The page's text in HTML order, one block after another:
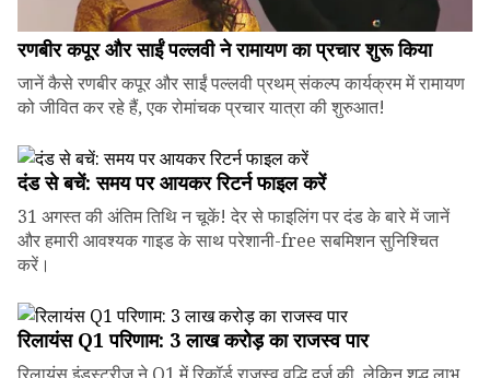
रणबीर कपूर और साईं पल्लवी ने रामायण का प्रचार शुरू किया
जानें कैसे रणबीर कपूर और साईं पल्लवी प्रथम् संकल्प कार्यक्रम में रामायण
को जीवित कर रहे हैं, एक रोमांचक प्रचार यात्रा की शुरुआत!
दंड से बचें: समय पर आयकर रिटर्न फाइल करें
31 अगस्त की अंतिम तिथि न चूकें! देर से फाइलिंग पर दंड के बारे में जानें
और हमारी आवश्यक गाइड के साथ परेशानी-free सबमिशन सुनिश्चित
करें।
रिलायंस Q1 परिणाम: ₹3 लाख करोड़ का राजस्व पार